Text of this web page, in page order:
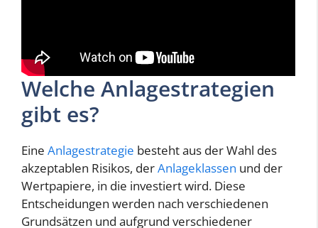
Welche Anlagestrategien
gibt es?
Eine Anlagestrategie besteht aus der Wahl des
akzeptablen Risikos, derAnlageklassen und der
Wertpapiere, in die investiert wird. Diese
Entscheidungen werden nach verschiedenen
Grundsätzen und aufgrund verschiedener